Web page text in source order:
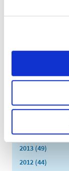
2020 (263)
2018 (150)
2016 (167)
2014 (44)
2013 (49)
2012 (44)